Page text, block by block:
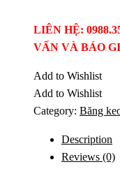
LIÊN HỆ:
VẤN VÀ BÁO
Add to Wishlist
Add to Wishlist
Category: Băng
Description
Reviews (0)